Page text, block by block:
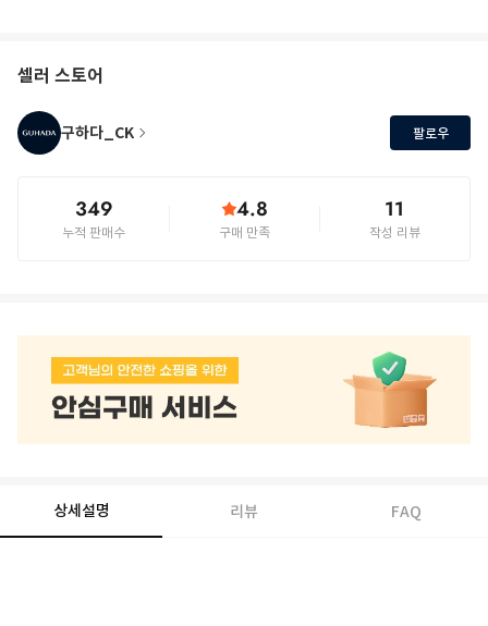
셀러 스토어
구하다_CK 팔로우
349
누적 판매수
4.8
구매 만족
11
작성 리뷰
상세설명 리뷰 FAQ